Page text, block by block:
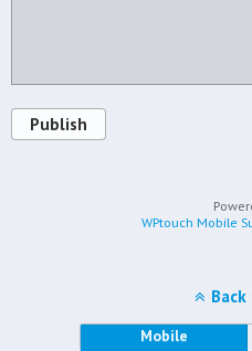
Publish
WPtouch Mobile
Mobile